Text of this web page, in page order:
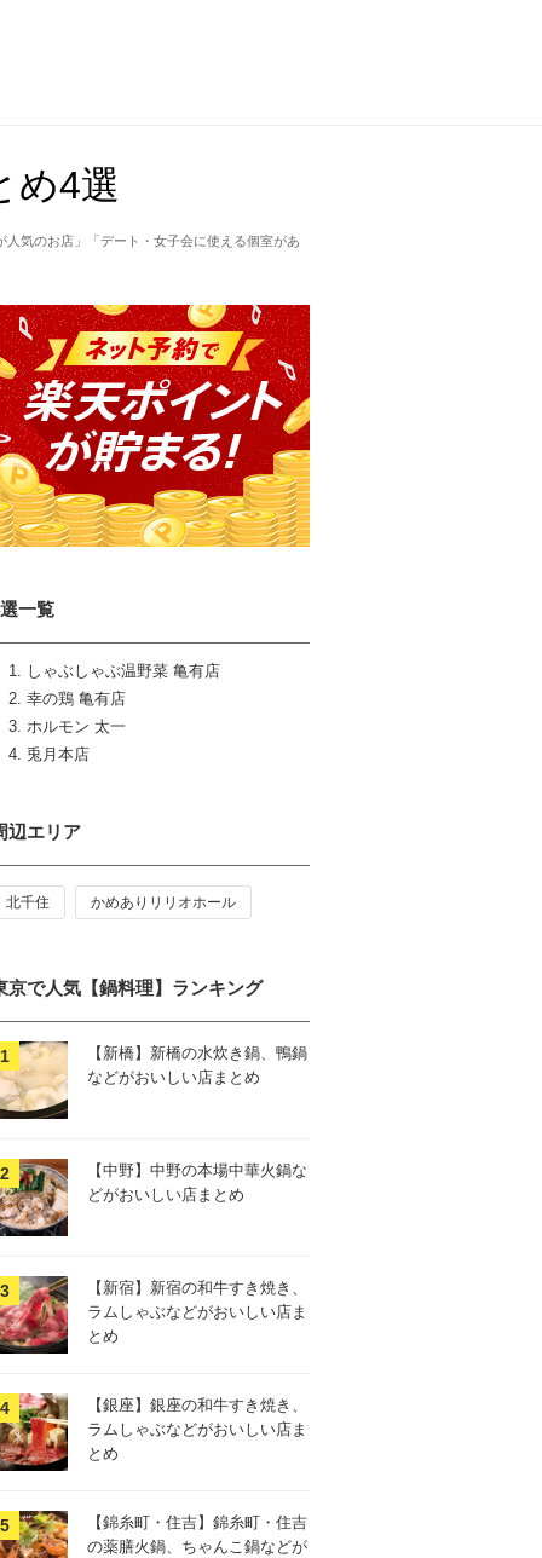
め4選
気のお店」「デート・女子会に使える個室があ
一覧
しゃぶしゃぶ温野菜 亀有店
幸の鶏 亀有店
ホルモン 太一
兎月本店
辺エリア
北千住 かめありリリオホール
京で人気【鍋料理】ランキング
【新橋】新橋の水炊き鍋、鴨鍋
などがおいしい店まとめ
【中野】中野の本場中華火鍋な
どがおいしい店まとめ
【新宿】新宿の和牛すき焼き、
ラムしゃぶなどがおいしい店ま
とめ
【銀座】銀座の和牛すき焼き、
ラムしゃぶなどがおいしい店ま
とめ
【錦糸町・住吉】錦糸町・住吉
の薬膳火鍋、ちゃんこ鍋などが